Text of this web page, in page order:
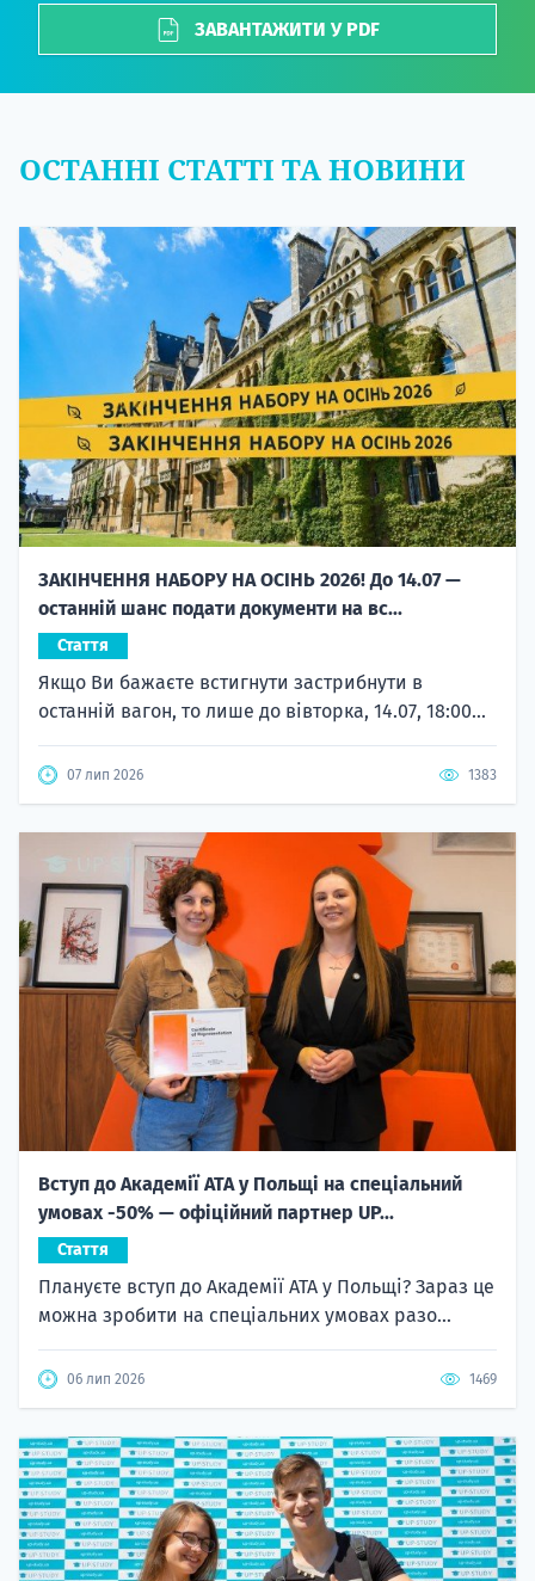
ЗАВАНТАЖИТИ У PDF
ОСТАННІ СТАТТІ ТА НОВИНИ
ЗАКІНЧЕННЯ НАБОРУ НА ОСІНЬ 2026! До 14.07 —
останній шанс подати документи на вс...
Стаття
Якщо Ви бажаєте встигнути застрибнути в
останній вагон, то лише до вівторка, 14.07, 18:00...
07 лип 2026 1383
Вступ до Академії ATA у Польщі на спеціальний
умовах -50% — офіційний партнер UP...
Стаття
Плануєте вступ до Академії ATA у Польщі? Зараз це
можна зробити на спеціальних умовах разо...
06 лип 2026 1469